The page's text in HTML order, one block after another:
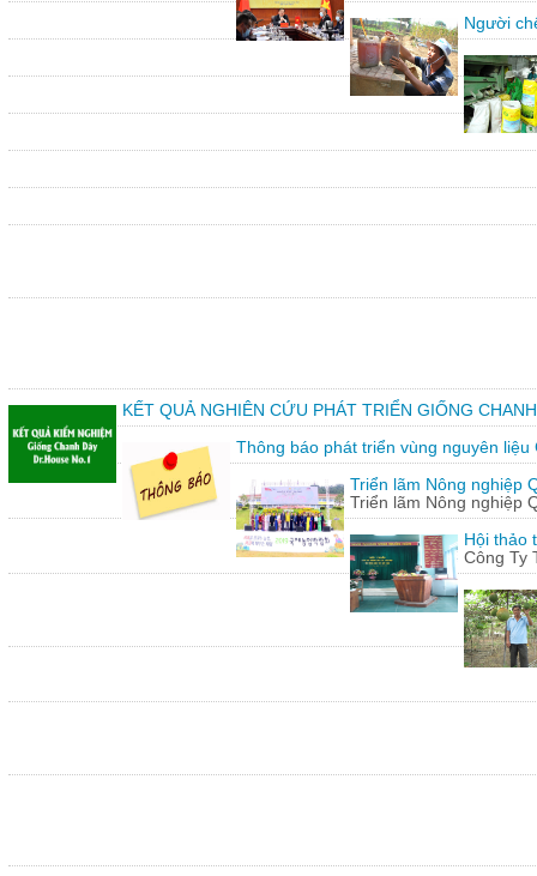
Người
KẾT QUẢ NGHIÊN CỨU PHÁT TRIỂN GIỐNG
Thông báo phát triển vùng nguyên liệu
Triển lãm Nông nghiệp
Triển lãm Nông nghiệp
Hội thảo
Công Ty